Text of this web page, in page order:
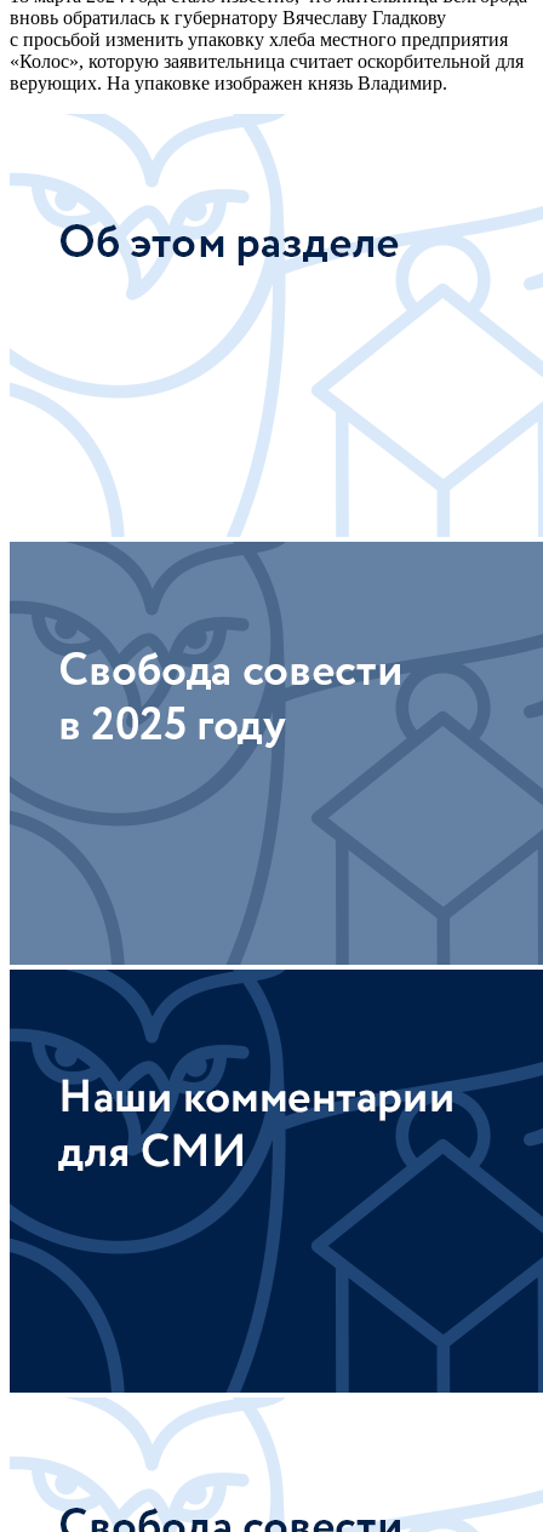
вновь обратилась к губернатору Вячеславу Гладкову
с просьбой изменить упаковку хлеба местного предприятия
«Колос», которую заявительница считает оскорбительной для
верующих. На упаковке изображен князь Владимир.